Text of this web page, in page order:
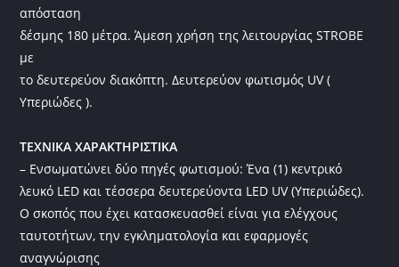
απόσταση
δέσμης 180 μέτρα. Άμεση χρήση της λειτουργίας STROBE
με
το δευτερεύον διακόπτη. Δευτερεύον φωτισμός UV (
Υπεριώδες ).
ΤΕΧΝΙΚΑ ΧΑΡΑΚΤΗΡΙΣΤΙΚΑ
– Ενσωματώνει δύο πηγές φωτισμού: Ένα (1) κεντρικό
λευκό LED και τέσσερα δευτερεύοντα LED UV (Υπεριώδες).
Ο σκοπός που έχει κατασκευασθεί είναι για ελέγχους
ταυτοτήτων, την εγκληματολογία και εφαρμογές
αναγνώρισης